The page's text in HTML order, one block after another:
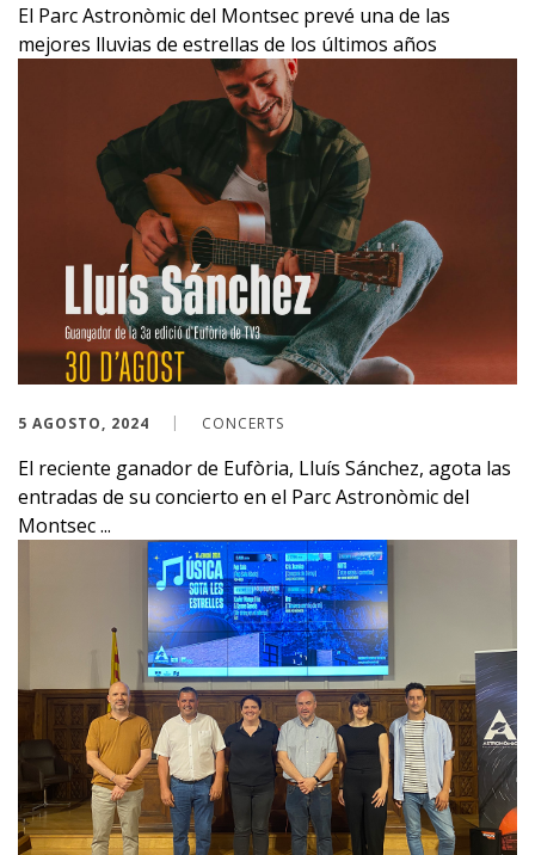
El Parc Astronòmic del Montsec prevé una de las
mejores lluvias de estrellas de los últimos años
5 AGOSTO, 2024 CONCERTS
El reciente ganador de Eufòria, Lluís Sánchez, agota las
entradas de su concierto en el Parc Astronòmic del
Montsec ...